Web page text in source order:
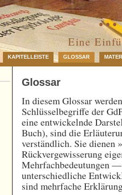
…
Eine
KAPITELLEISTE GLOSSAR
Glossar
In diesem Glossar
Schlüsselbegriffe der
eine entwickelnde
Buch), sind die
verständlich. Sie dienen
Rückvergewisserung
Mehrfachbedeutungen
unterschiedliche
sind mehrfache